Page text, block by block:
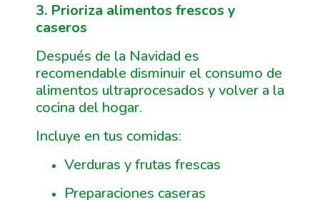
3. Prioriza alimentos frescos y
caseros
Después de la Navidad es
recomendable disminuir el consumo de
alimentos ultraprocesados y volver a la
cocina del hogar.
Incluye en tus comidas:
Verduras y frutas frescas
Preparaciones caseras